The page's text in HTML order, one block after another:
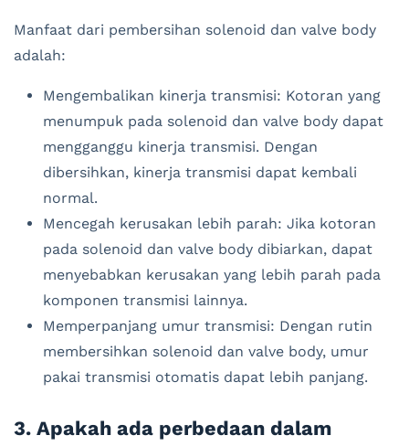
Manfaat dari pembersihan solenoid dan valve body
adalah:
Mengembalikan kinerja transmisi: Kotoran yang
menumpuk pada solenoid dan valve body dapat
mengganggu kinerja transmisi. Dengan
dibersihkan, kinerja transmisi dapat kembali
normal.
Mencegah kerusakan lebih parah: Jika kotoran
pada solenoid dan valve body dibiarkan, dapat
menyebabkan kerusakan yang lebih parah pada
komponen transmisi lainnya.
Memperpanjang umur transmisi: Dengan rutin
membersihkan solenoid dan valve body, umur
pakai transmisi otomatis dapat lebih panjang.
3. Apakah ada perbedaan dalam